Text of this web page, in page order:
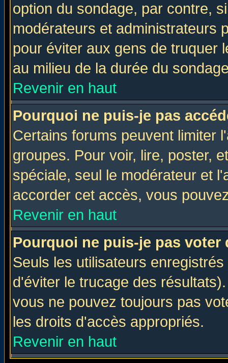
option du sondage, par contre,
modérateurs et administrateurs
pour éviter aux gens de truquer
au milieu de la durée du
Revenir en haut
Pourquoi ne puis-je pas
Certains forums peuvent limiter
groupes. Pour voir, lire, poster,
spéciale, seul le modérateur et
accorder cet accès, vous
Revenir en haut
Pourquoi ne puis-je pas voter
Seuls les utilisateurs
d'éviter le trucage des
vous ne pouvez toujours pas
les droits d'accès appropriés.
Revenir en haut